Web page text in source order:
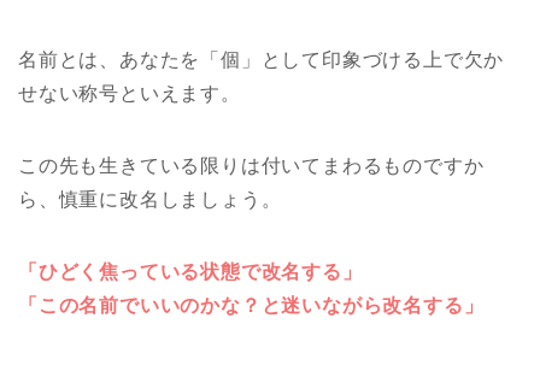
名前とは、あなたを「個」として印象づける上で欠か
せない称号といえます。
この先も生きている限りは付いてまわるものですか
ら、慎重に改名しましょう。
「ひどく焦っている状態で改名する」
「この名前でいいのかな？と迷いながら改名する」